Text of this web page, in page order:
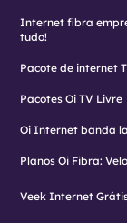
Internet fibra
tudo!
Pacote de internet
Pacotes Oi TV Livre
Oi Internet banda
Planos Oi Fibra:
Veek Internet